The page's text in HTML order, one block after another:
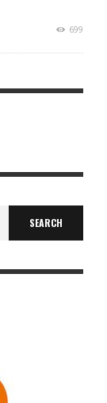
699